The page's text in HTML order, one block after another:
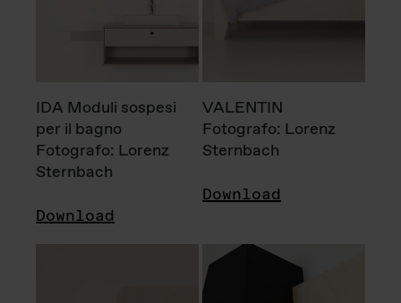
IDA Moduli sospesi
per il bagno
Fotografo: Lorenz
Sternbach
Download
VALENTIN
Fotografo: Lorenz
Sternbach
Download